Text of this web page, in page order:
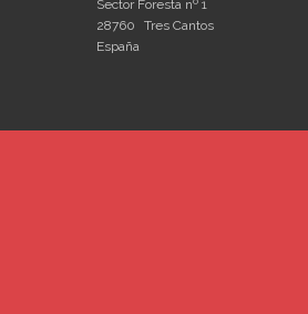
Sector Foresta nº 1
28760
Tres Cantos
España